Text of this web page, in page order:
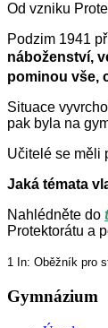
Od vzniku
Podzim 1941
náboženství,
pominou vše,
Situace
pak byla na
Učitelé se měli
Jaká témata
Nahlédněte do
Protektorátu a
1 In: Oběžník pro
Gymnázium